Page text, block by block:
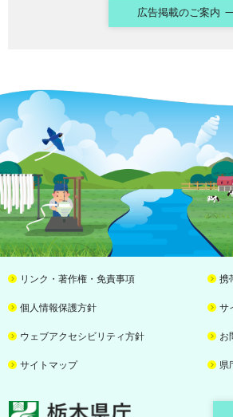
広告掲載のご案内
リンク・著作権・免責事項 携
個人情報保護方針 サ
ウェブアクセシビリティ方針 お
サイトマップ 県
栃木県庁